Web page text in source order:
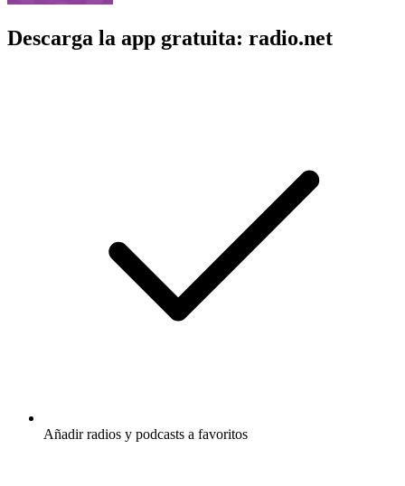
Descarga la app gratuita: radio.net
Añadir radios y podcasts a favoritos